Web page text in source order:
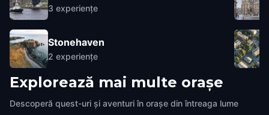
3 experiențe
Stonehaven
2 experiențe
Explorează mai multe orașe
Descoperă quest-uri și aventuri în orașe din întreaga lume